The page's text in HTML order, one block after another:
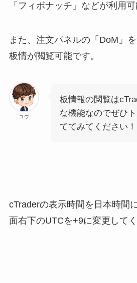
「フィボナッチ」などが利用可
また、注文パネルの「DoM」
板情が閲覧可能です。
ユウ
板情報の閲覧は
な機能なのでぜひ
ててみてください！
cTraderの表示時間を日本時間
面右下のUTCを+9に変更してく